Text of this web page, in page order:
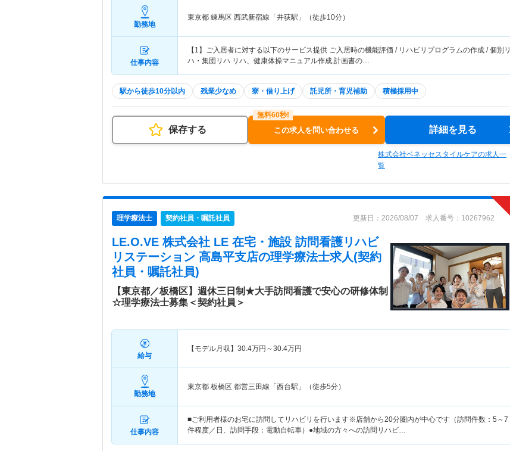
勤務地
東京都 練馬区 西武新宿線「井荻駅」（徒歩10分）
仕事内容
【1】ご入居者に対する以下のサービス提供 ご入居時の機能評価 / リハビリプログラムの作成 / 個別リ
ハ・集団リハ リハ、健康体操マニュアル作成,計画書の…
駅から徒歩10分以内 残業少なめ 寮・借り上げ 託児所・育児補助 積極採用中
保存する この求人を問い合わせる 詳細を見る
株式会社ベネッセスタイルケアの求人一
覧
理学療法士 契約社員・嘱託社員 更新日：2026/08/07 求人番号：10267962
LE.O.VE 株式会社 LE 在宅・施設 訪問看護リハビ
リステーション 高島平支店の理学療法士求人(契約
社員・嘱託社員)
【東京都／板橋区】週休三日制★大手訪問看護で安心の研修体制
☆理学療法士募集＜契約社員＞
給与
【モデル月収】 30.4万円～30.4万円
勤務地
東京都 板橋区 都営三田線「西台駅」（徒歩5分）
仕事内容
■ご利用者様のお宅に訪問してリハビリを行います※店舗から20分圏内が中心です（訪問件数：5～7
件程度／日、訪問手段：電動自転車）●地域の方々への訪問リハビ…